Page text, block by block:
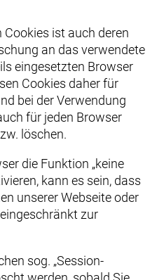
Cookies ist auch deren
an das verwendete
eingesetzten Browser
Cookies daher für
bei der Verwendung
für jeden Browser
löschen.
die Funktion „keine
kann es sein, dass
unserer Webseite oder
zur
sog. „Session-